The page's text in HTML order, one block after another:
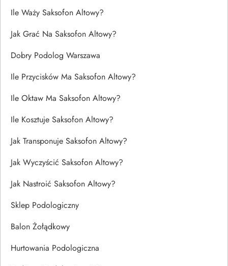
Ile Waży Saksofon Altowy?
Jak Grać Na Saksofon Altowy?
Dobry Podolog Warszawa
Ile Przycisków Ma Saksofon Altowy?
Ile Oktaw Ma Saksofon Altowy?
Ile Kosztuje Saksofon Altowy?
Jak Transponuje Saksofon Altowy?
Jak Wyczyścić Saksofon Altowy?
Jak Nastroić Saksofon Altowy?
Sklep Podologiczny
Balon Żołądkowy
Hurtowania Podologiczna